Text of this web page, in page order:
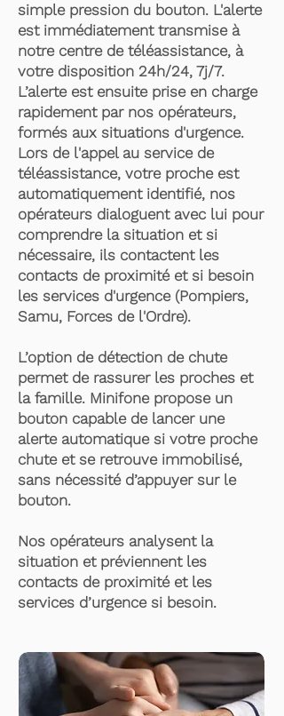
simple pression du bouton. L'alerte
est immédiatement transmise à
notre centre de téléassistance, à
votre disposition 24h/24, 7j/7.
L’alerte est ensuite prise en charge
rapidement par nos opérateurs,
formés aux situations d'urgence.
Lors de l'appel au service de
téléassistance, votre proche est
automatiquement identifié, nos
opérateurs dialoguent avec lui pour
comprendre la situation et si
nécessaire, ils contactent les
contacts de proximité et si besoin
les services d'urgence (Pompiers,
Samu, Forces de l'Ordre).
L’option de détection de chute
permet de rassurer les proches et
la famille. Minifone propose un
bouton capable de lancer une
alerte automatique si votre proche
chute et se retrouve immobilisé,
sans nécessité d’appuyer sur le
bouton.
Nos opérateurs analysent la
situation et préviennent les
contacts de proximité et les
services d’urgence si besoin.